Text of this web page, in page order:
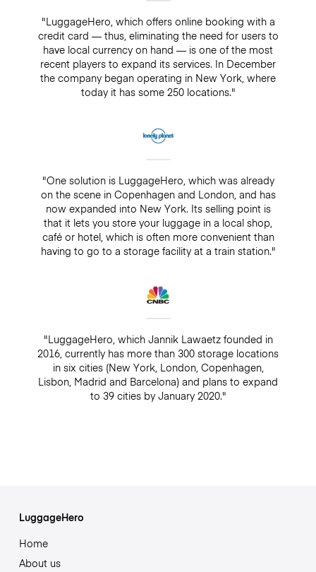
"LuggageHero, which offers online booking with a
credit card — thus, eliminating the need for users to
have local currency on hand — is one of the most
recent players to expand its services. In December
the company began operating in New York, where
today it has some 250 locations."
"One solution is LuggageHero, which was already
on the scene in Copenhagen and London, and has
now expanded into New York. Its selling point is
that it lets you store your luggage in a local shop,
café or hotel, which is often more convenient than
having to go to a storage facility at a train station."
"LuggageHero, which Jannik Lawaetz founded in
2016, currently has more than 300 storage locations
in six cities (New York, London, Copenhagen,
Lisbon, Madrid and Barcelona) and plans to expand
to 39 cities by January 2020."
LuggageHero
Home
About us